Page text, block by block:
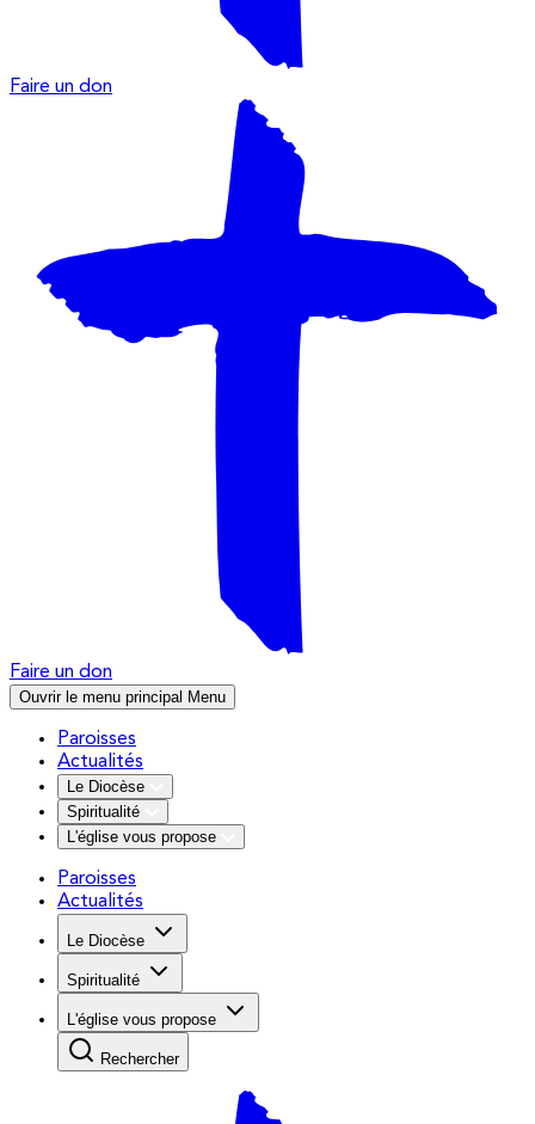
Faire un don
Faire un don
Ouvrir le menu principal Menu
Paroisses
Actualités
Le Diocèse
Spiritualité
L'église vous propose
Paroisses
Actualités
Le Diocèse
Spiritualité
L'église vous propose
Rechercher